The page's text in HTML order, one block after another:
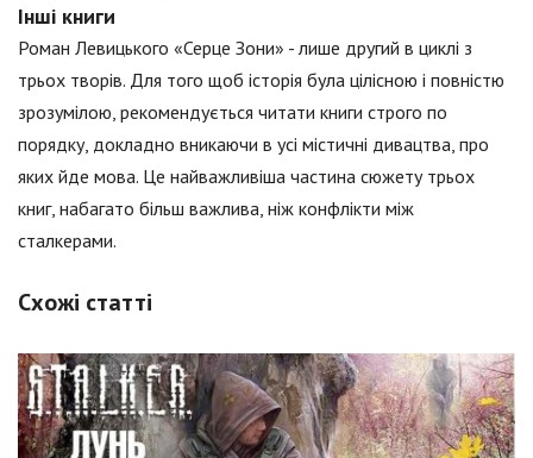
Інші книги
Роман Левицького «Серце Зони» - лише другий в циклі з
трьох творів. Для того щоб історія була цілісною і повністю
зрозумілою, рекомендується читати книги строго по
порядку, докладно вникаючи в усі містичні дивацтва, про
яких йде мова. Це найважливіша частина сюжету трьох
книг, набагато більш важлива, ніж конфлікти між
сталкерами.
Схожі статті